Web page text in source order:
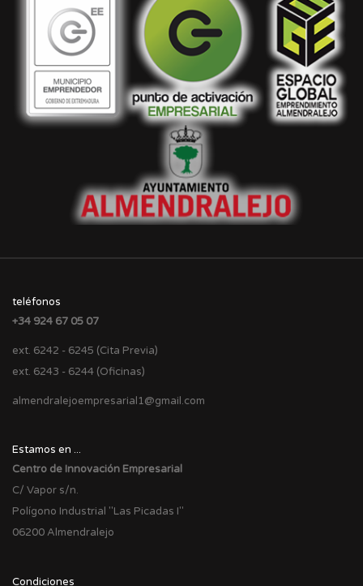
teléfonos
+34 924 67 05 07
ext. 6242 - 6245 (Cita Previa)
ext. 6243 - 6244 (Oficinas)
almendralejoempresarial1@gmail.com
Estamos en ...
Centro de Innovación Empresarial
C/ Vapor s/n.
Polígono Industrial "Las Picadas I"
06200 Almendralejo
Condiciones